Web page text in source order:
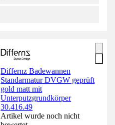
Differnz Badewannen
Standarmatur DVGW geprüft
gold matt mit
Unterputzgrundkörper
30.416.49
Artikel wurde noch nicht